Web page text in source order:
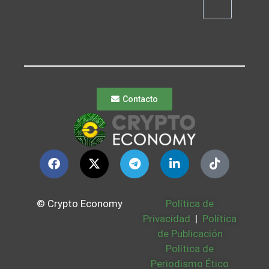
Contacto
© Crypto Economy
Política de
Privacidad | Política
de Publicación
Política de
Periodismo Ético